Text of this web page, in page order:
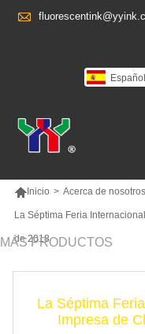

Español
Inicio > Acerca de nosotros
La Séptima Feria
de 2018
MÁS PRODUCTOS
La Séptima
Impresa de